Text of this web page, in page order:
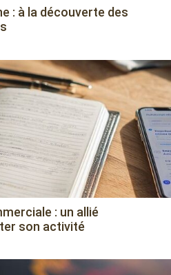
: à la découverte des
: un allié
son activité